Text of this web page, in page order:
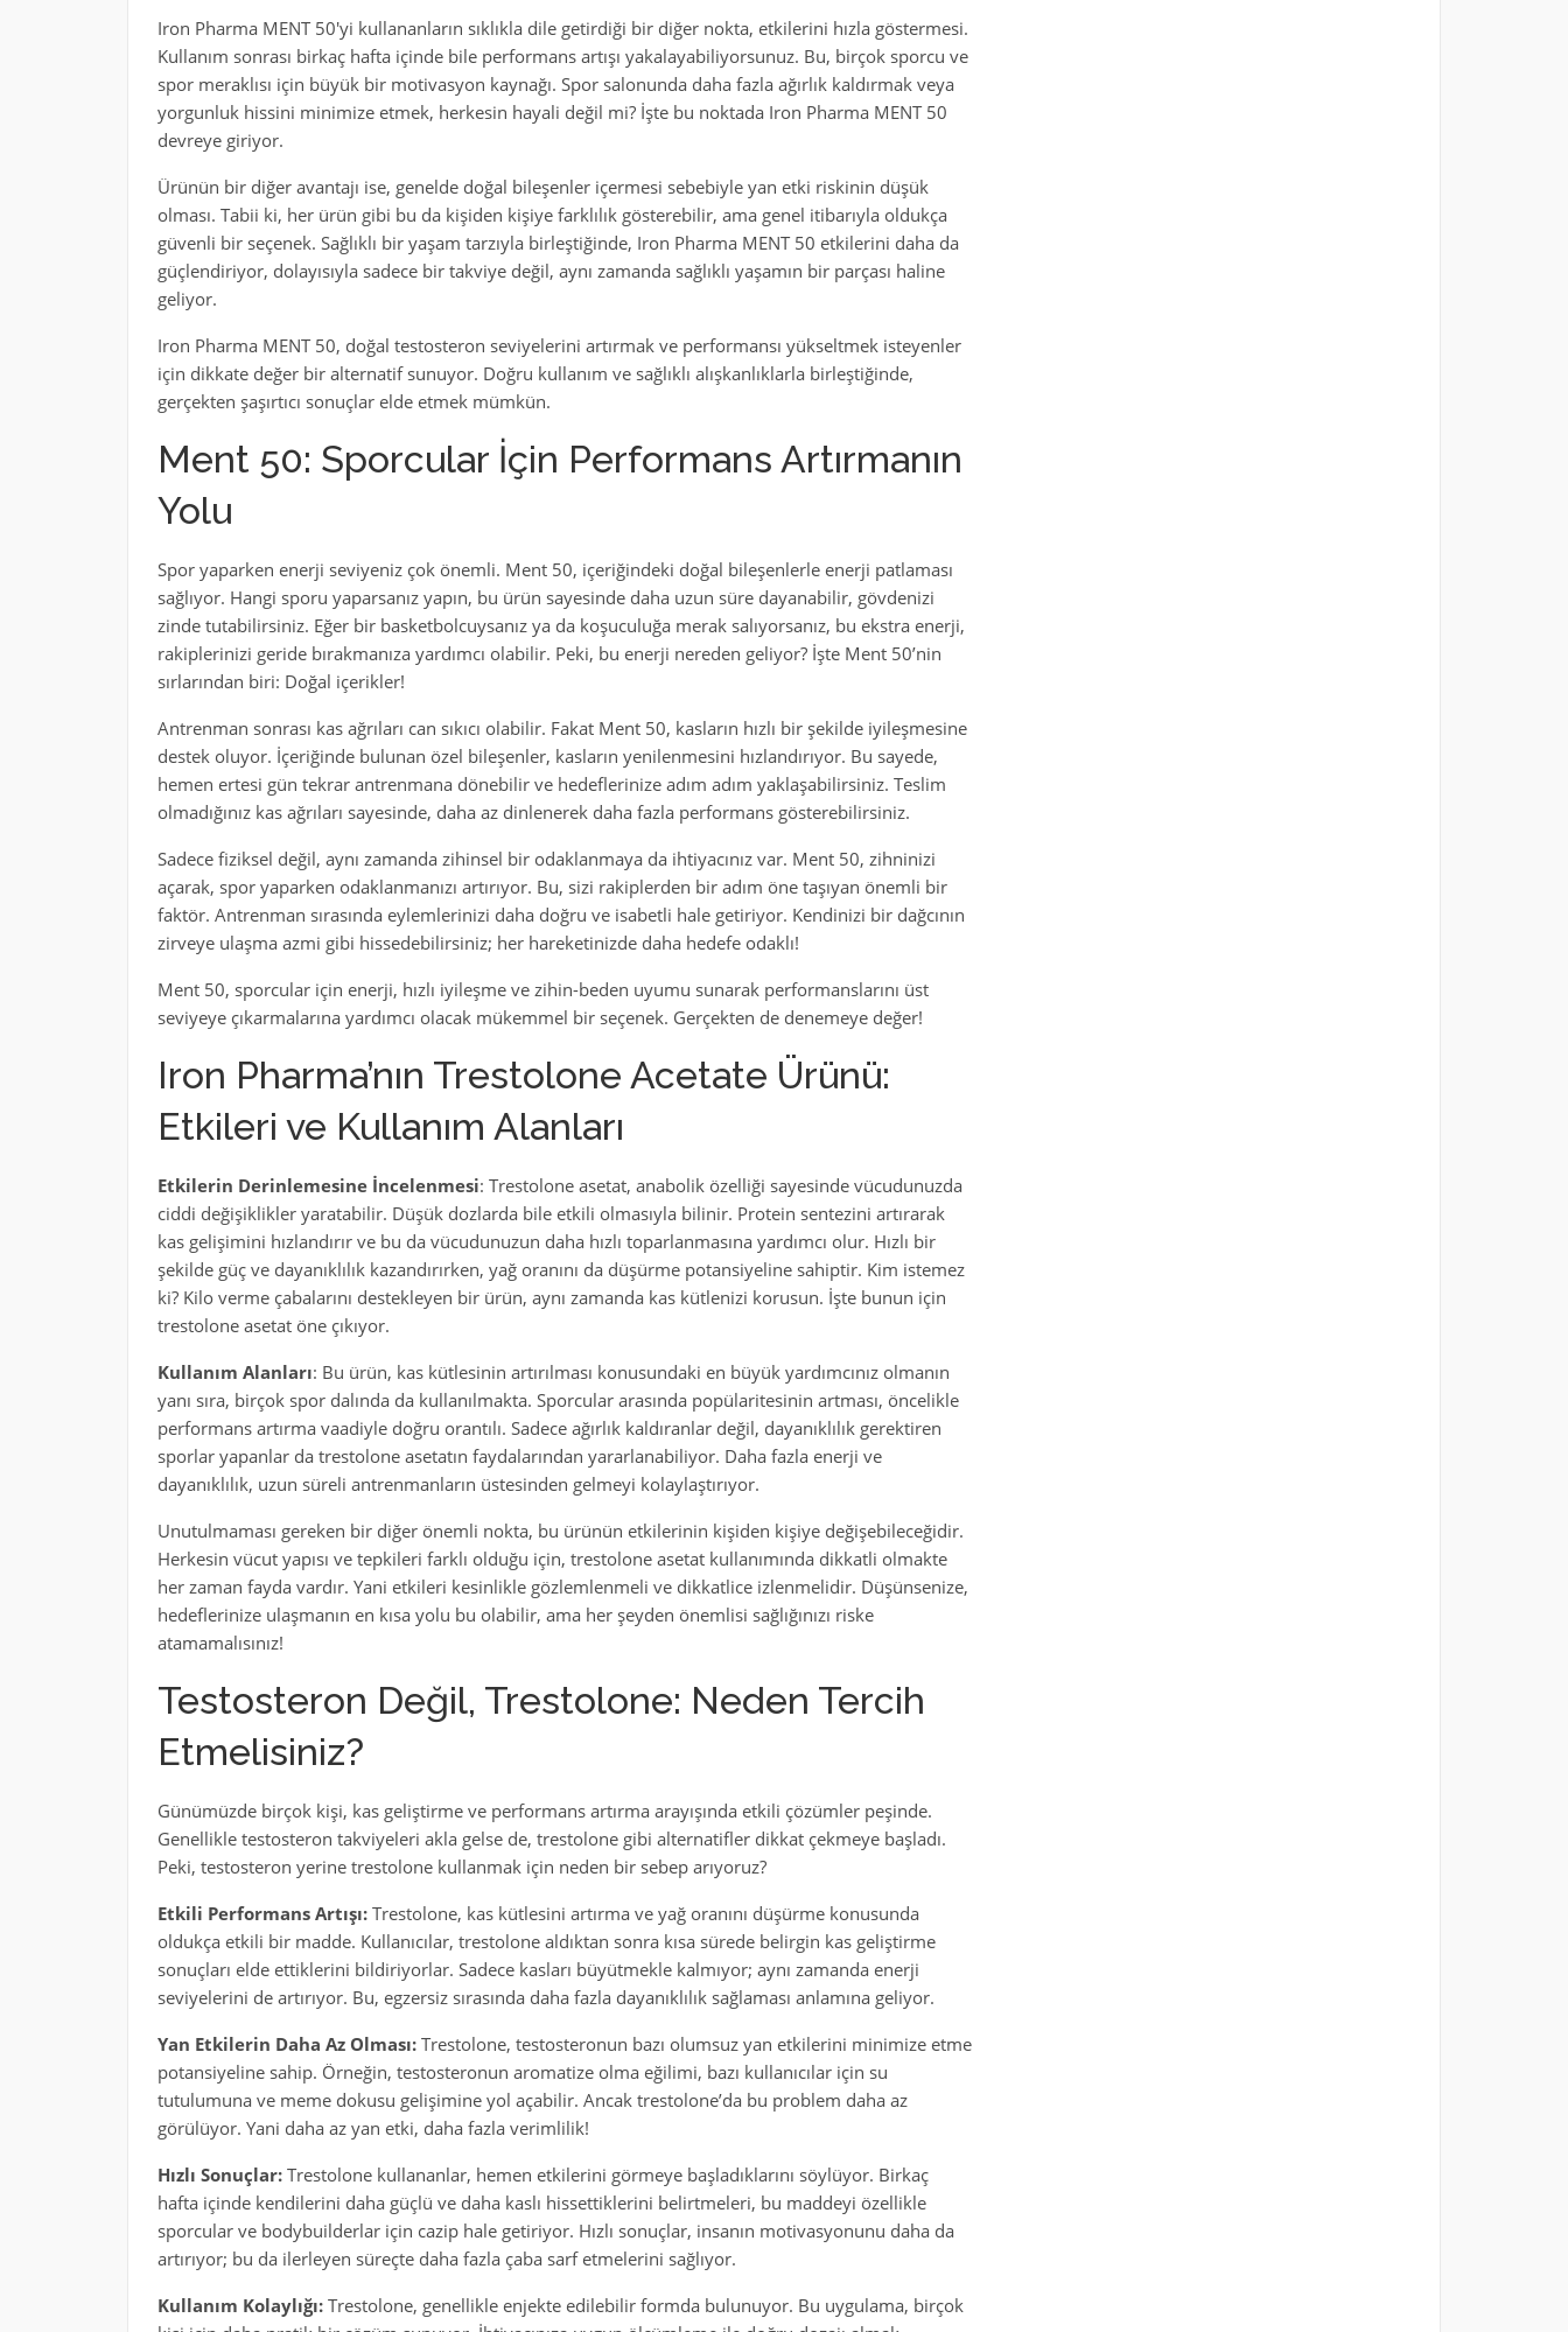
Iron Pharma MENT 50'yi kullananların sıklıkla dile getirdiği bir diğer nokta, etkilerini hızla göstermesi.
Kullanım sonrası birkaç hafta içinde bile performans artışı yakalayabiliyorsunuz. Bu, birçok sporcu ve
spor meraklısı için büyük bir motivasyon kaynağı. Spor salonunda daha fazla ağırlık kaldırmak veya
yorgunluk hissini minimize etmek, herkesin hayali değil mi? İşte bu noktada Iron Pharma MENT 50
devreye giriyor.
Ürünün bir diğer avantajı ise, genelde doğal bileşenler içermesi sebebiyle yan etki riskinin düşük
olması. Tabii ki, her ürün gibi bu da kişiden kişiye farklılık gösterebilir, ama genel itibarıyla oldukça
güvenli bir seçenek. Sağlıklı bir yaşam tarzıyla birleştiğinde, Iron Pharma MENT 50 etkilerini daha da
güçlendiriyor, dolayısıyla sadece bir takviye değil, aynı zamanda sağlıklı yaşamın bir parçası haline
geliyor.
Iron Pharma MENT 50, doğal testosteron seviyelerini artırmak ve performansı yükseltmek isteyenler
için dikkate değer bir alternatif sunuyor. Doğru kullanım ve sağlıklı alışkanlıklarla birleştiğinde,
gerçekten şaşırtıcı sonuçlar elde etmek mümkün.
Ment 50: Sporcular İçin Performans Artırmanın
Yolu
Spor yaparken enerji seviyeniz çok önemli. Ment 50, içeriğindeki doğal bileşenlerle enerji patlaması
sağlıyor. Hangi sporu yaparsanız yapın, bu ürün sayesinde daha uzun süre dayanabilir, gövdenizi
zinde tutabilirsiniz. Eğer bir basketbolcuysanız ya da koşuculuğa merak salıyorsanız, bu ekstra enerji,
rakiplerinizi geride bırakmanıza yardımcı olabilir. Peki, bu enerji nereden geliyor? İşte Ment 50’nin
sırlarından biri: Doğal içerikler!
Antrenman sonrası kas ağrıları can sıkıcı olabilir. Fakat Ment 50, kasların hızlı bir şekilde iyileşmesine
destek oluyor. İçeriğinde bulunan özel bileşenler, kasların yenilenmesini hızlandırıyor. Bu sayede,
hemen ertesi gün tekrar antrenmana dönebilir ve hedeflerinize adım adım yaklaşabilirsiniz. Teslim
olmadığınız kas ağrıları sayesinde, daha az dinlenerek daha fazla performans gösterebilirsiniz.
Sadece fiziksel değil, aynı zamanda zihinsel bir odaklanmaya da ihtiyacınız var. Ment 50, zihninizi
açarak, spor yaparken odaklanmanızı artırıyor. Bu, sizi rakiplerden bir adım öne taşıyan önemli bir
faktör. Antrenman sırasında eylemlerinizi daha doğru ve isabetli hale getiriyor. Kendinizi bir dağcının
zirveye ulaşma azmi gibi hissedebilirsiniz; her hareketinizde daha hedefe odaklı!
Ment 50, sporcular için enerji, hızlı iyileşme ve zihin-beden uyumu sunarak performanslarını üst
seviyeye çıkarmalarına yardımcı olacak mükemmel bir seçenek. Gerçekten de denemeye değer!
Iron Pharma’nın Trestolone Acetate Ürünü:
Etkileri ve Kullanım Alanları
Etkilerin Derinlemesine İncelenmesi: Trestolone asetat, anabolik özelliği sayesinde vücudunuzda
ciddi değişiklikler yaratabilir. Düşük dozlarda bile etkili olmasıyla bilinir. Protein sentezini artırarak
kas gelişimini hızlandırır ve bu da vücudunuzun daha hızlı toparlanmasına yardımcı olur. Hızlı bir
şekilde güç ve dayanıklılık kazandırırken, yağ oranını da düşürme potansiyeline sahiptir. Kim istemez
ki? Kilo verme çabalarını destekleyen bir ürün, aynı zamanda kas kütlenizi korusun. İşte bunun için
trestolone asetat öne çıkıyor.
Kullanım Alanları: Bu ürün, kas kütlesinin artırılması konusundaki en büyük yardımcınız olmanın
yanı sıra, birçok spor dalında da kullanılmakta. Sporcular arasında popülaritesinin artması, öncelikle
performans artırma vaadiyle doğru orantılı. Sadece ağırlık kaldıranlar değil, dayanıklılık gerektiren
sporlar yapanlar da trestolone asetatın faydalarından yararlanabiliyor. Daha fazla enerji ve
dayanıklılık, uzun süreli antrenmanların üstesinden gelmeyi kolaylaştırıyor.
Unutulmaması gereken bir diğer önemli nokta, bu ürünün etkilerinin kişiden kişiye değişebileceğidir.
Herkesin vücut yapısı ve tepkileri farklı olduğu için, trestolone asetat kullanımında dikkatli olmakte
her zaman fayda vardır. Yani etkileri kesinlikle gözlemlenmeli ve dikkatlice izlenmelidir. Düşünsenize,
hedeflerinize ulaşmanın en kısa yolu bu olabilir, ama her şeyden önemlisi sağlığınızı riske
atamamalısınız!
Testosteron Değil, Trestolone: Neden Tercih
Etmelisiniz?
Günümüzde birçok kişi, kas geliştirme ve performans artırma arayışında etkili çözümler peşinde.
Genellikle testosteron takviyeleri akla gelse de, trestolone gibi alternatifler dikkat çekmeye başladı.
Peki, testosteron yerine trestolone kullanmak için neden bir sebep arıyoruz?
Etkili Performans Artışı:Trestolone, kas kütlesini artırma ve yağ oranını düşürme konusunda
oldukça etkili bir madde. Kullanıcılar, trestolone aldıktan sonra kısa sürede belirgin kas geliştirme
sonuçları elde ettiklerini bildiriyorlar. Sadece kasları büyütmekle kalmıyor; aynı zamanda enerji
seviyelerini de artırıyor. Bu, egzersiz sırasında daha fazla dayanıklılık sağlaması anlamına geliyor.
Yan Etkilerin Daha Az Olması:Trestolone, testosteronun bazı olumsuz yan etkilerini minimize etme
potansiyeline sahip. Örneğin, testosteronun aromatize olma eğilimi, bazı kullanıcılar için su
tutulumuna ve meme dokusu gelişimine yol açabilir. Ancak trestolone’da bu problem daha az
görülüyor. Yani daha az yan etki, daha fazla verimlilik!
Hızlı Sonuçlar:Trestolone kullananlar, hemen etkilerini görmeye başladıklarını söylüyor. Birkaç
hafta içinde kendilerini daha güçlü ve daha kaslı hissettiklerini belirtmeleri, bu maddeyi özellikle
sporcular ve bodybuilderlar için cazip hale getiriyor. Hızlı sonuçlar, insanın motivasyonunu daha da
artırıyor; bu da ilerleyen süreçte daha fazla çaba sarf etmelerini sağlıyor.
Kullanım Kolaylığı:Trestolone, genellikle enjekte edilebilir formda bulunuyor. Bu uygulama, birçok